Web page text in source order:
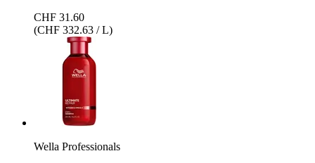
CHF 31.60
(CHF 332.63 / L)
Wella Professionals